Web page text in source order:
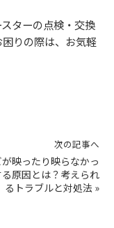
ターの点検・交換
りの際は、お気軽
次の記事へ
映ったり映らなかっ
原因とは？考えられ
るトラブルと対処法 »